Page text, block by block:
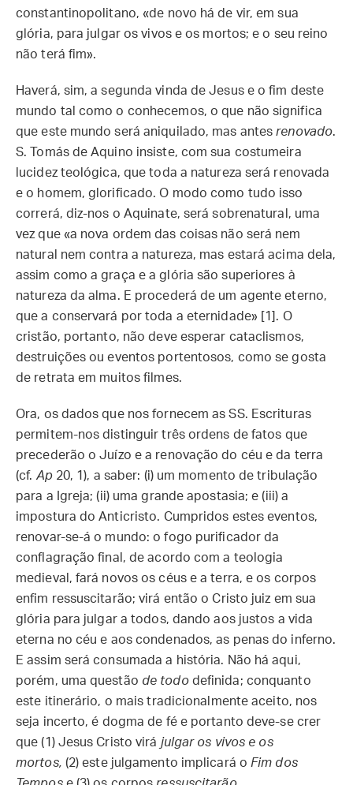
constantinopolitano, «de novo há de vir, em sua
glória, para julgar os vivos e os mortos; e o seu reino
não terá fim».
Haverá, sim, a segunda vinda de Jesus e o fim deste
mundo tal como o conhecemos, o que não significa
que este mundo será aniquilado, mas antesrenovado.
S. Tomás de Aquino insiste, com sua costumeira
lucidez teológica, que toda a natureza será renovada
e o homem, glorificado. O modo como tudo isso
correrá, diz-nos o Aquinate, será sobrenatural, uma
vez que «a nova ordem das coisas não será nem
natural nem contra a natureza, mas estará acima dela,
assim como a graça e a glória são superiores à
natureza da alma. E procederá de um agente eterno,
que a conservará por toda a eternidade» [1]. O
cristão, portanto, não deve esperar cataclismos,
destruições ou eventos portentosos, como se gosta
de retrata em muitos filmes.
Ora, os dados que nos fornecem as SS. Escrituras
permitem-nos distinguir três ordens de fatos que
precederão o Juízo e a renovação do céu e da terra
(cf. Ap 20, 1), a saber: (i) um momento de tribulação
para a Igreja; (ii) uma grande apostasia; e (iii) a
impostura do Anticristo. Cumpridos estes eventos,
renovar-se-á o mundo: o fogo purificador da
conflagração final, de acordo com a teologia
medieval, fará novos os céus e a terra, e os corpos
enfim ressuscitarão; virá então o Cristo juiz em sua
glória para julgar a todos, dando aos justos a vida
eterna no céu e aos condenados, as penas do inferno.
E assim será consumada a história. Não há aqui,
porém, uma questão de tododefinida; conquanto
este itinerário, o mais tradicionalmente aceito, nos
seja incerto, é dogma de fé e portanto deve-se crer
que (1) Jesus Cristo virá julgar os vivos e os
mortos, (2) este julgamento implicará o Fim dos